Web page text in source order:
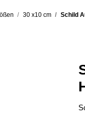
30 x10 cm Schild